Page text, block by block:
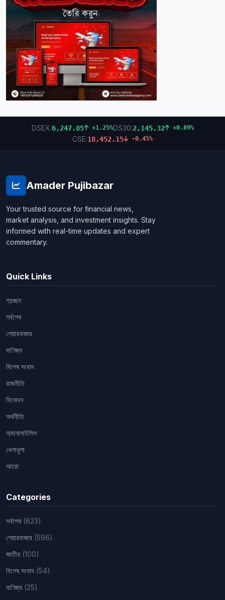
DSEX:6,247.85 +1.25%DS30:2,145.32 +0.89%
CSE:18,452.15 -0.45%
Amader Pujibazar
Your trusted source for financial news,
market analysis, and investment insights. Stay
informed with real-time updates and expert
commentary.
Quick Links
প্রচ্ছদ
সর্বশেষ
শেয়ারবাজার
বাণিজ্য
বিশেষ সংবাদ
রাজনীতি
বিনোদন
অর্থনীতি
অ্যানালাইসিস
খেলাধুলা
আরো
Categories
সর্বশেষ (823)
শেয়ারবাজার (596)
জাতীয় (100)
বিশেষ সংবাদ (54)
বাণিজ্য (25)